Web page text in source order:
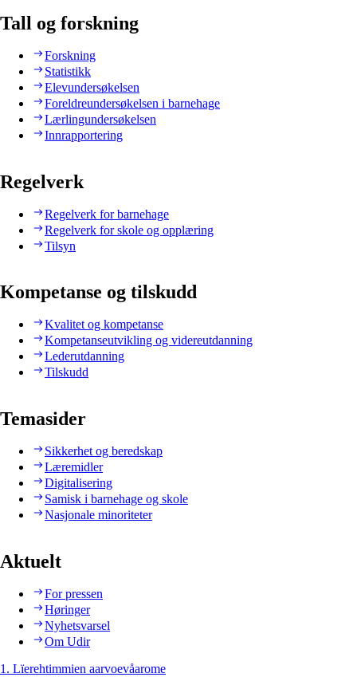
Tall og forskning
Forskning
Statistikk
Elevundersøkelsen
Foreldreundersøkelsen i barnehage
Lærlingundersøkelsen
Innrapportering
Regelverk
Regelverk for barnehage
Regelverk for skole og opplæring
Tilsyn
Kompetanse og tilskudd
Kvalitet og kompetanse
Kompetanseutvikling og videreutdanning
Lederutdanning
Tilskudd
Temasider
Sikkerhet og beredskap
Læremidler
Digitalisering
Samisk i barnehage og skole
Nasjonale minoriteter
Aktuelt
For pressen
Høringer
Nyhetsvarsel
Om Udir
1. Lïerehtimmien aarvoevåarome